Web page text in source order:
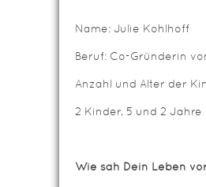
Name: Julie Kohlhoff
Beruf: Co-Gründerin
Anzahl und Alter der
2 Kinder, 5 und 2 Jahre
Wie sah Dein Leben